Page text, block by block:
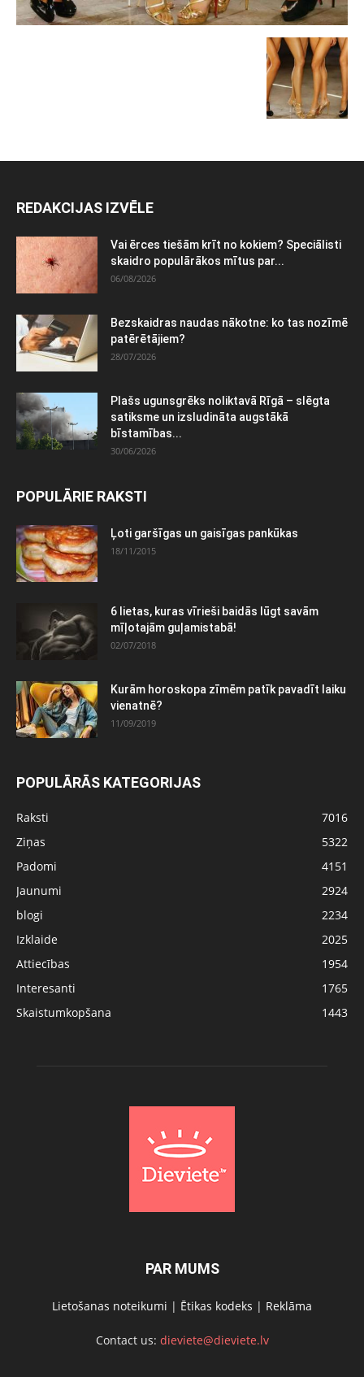
REDAKCIJAS IZVĒLE
Vai ērces tiešām krīt no kokiem? Speciālisti
skaidro populārākos mītus par...
06/08/2026
Bezskaidras naudas nākotne: ko tas nozīmē
patērētājiem?
28/07/2026
Plašs ugunsgrēks noliktavā Rīgā – slēgta
satiksme un izsludināta augstākā
bīstamības...
30/06/2026
POPULĀRIE RAKSTI
Ļoti garšīgas un gaisīgas pankūkas
18/11/2015
6 lietas, kuras vīrieši baidās lūgt savām
mīļotajām guļamistabā!
02/07/2018
Kurām horoskopa zīmēm patīk pavadīt laiku
vienatnē?
11/09/2019
POPULĀRĀS KATEGORIJAS
Raksti
7016
Ziņas
5322
Padomi
4151
Jaunumi
2924
blogi
2234
Izklaide
2025
Attiecības
1954
Interesanti
1765
Skaistumkopšana
1443
PAR MUMS
Lietošanas noteikumi | Ētikas kodeks | Reklāma
Contact us: dieviete@dieviete.lv